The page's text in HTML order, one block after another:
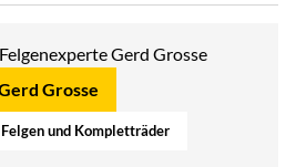
Grosse
und Kompletträder